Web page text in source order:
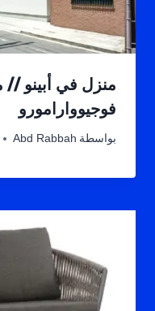
منزل في أبينو
فوجيووارامورو
بواسطة Abd Rabbah